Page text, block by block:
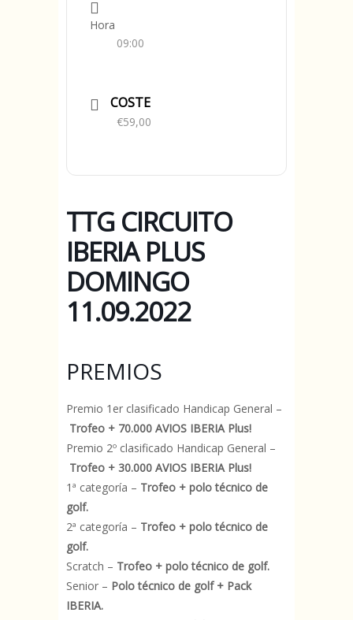
Hora
09:00
COSTE
€59,00
TTG CIRCUITO
IBERIA PLUS
DOMINGO
11.09.2022
PREMIOS
Premio 1er clasificado Handicap General –
Trofeo + 70.000 AVIOS IBERIA Plus!
Premio 2º clasificado Handicap General –
Trofeo + 30.000 AVIOS IBERIA Plus!
1ª categoría – Trofeo + polo técnico de
golf.
2ª categoría – Trofeo + polo técnico de
golf.
Scratch – Trofeo + polo técnico de golf.
Senior – Polo técnico de golf + Pack
IBERIA.